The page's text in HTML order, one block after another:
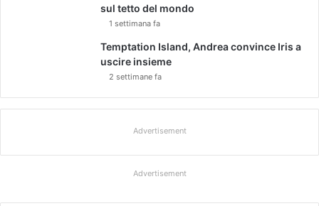
sul tetto del mondo
1 settimana fa
Temptation Island, Andrea convince Iris a
uscire insieme
2 settimane fa
Advertisement
Advertisement